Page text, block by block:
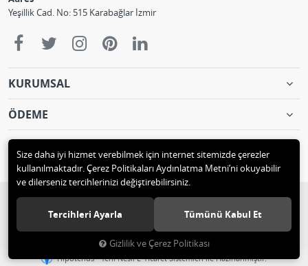
Yeşillik Cad. No: 515 Karabağlar İzmir
KURUMSAL
ÖDEME
İLETİŞİM
© 2018 KÖPRÜLÜ MAKİNA LTD. ŞTİ. Tüm hakları saklıdır.
Hipotenüs Yeni Nesil E-Ticaret Sistemleri ile Hazırlanmıştır.
Size daha iyi hizmet verebilmek için internet sitemizde çerezler
kullanılmaktadır. Çerez Politikaları Aydınlatma Metni’ni okuyabilir
ve dilerseniz tercihlerinizi değiştirebilirsiniz.
Tercihleri Ayarla Tümünü Kabul Et
Gizlilik ve Çerez Politikası